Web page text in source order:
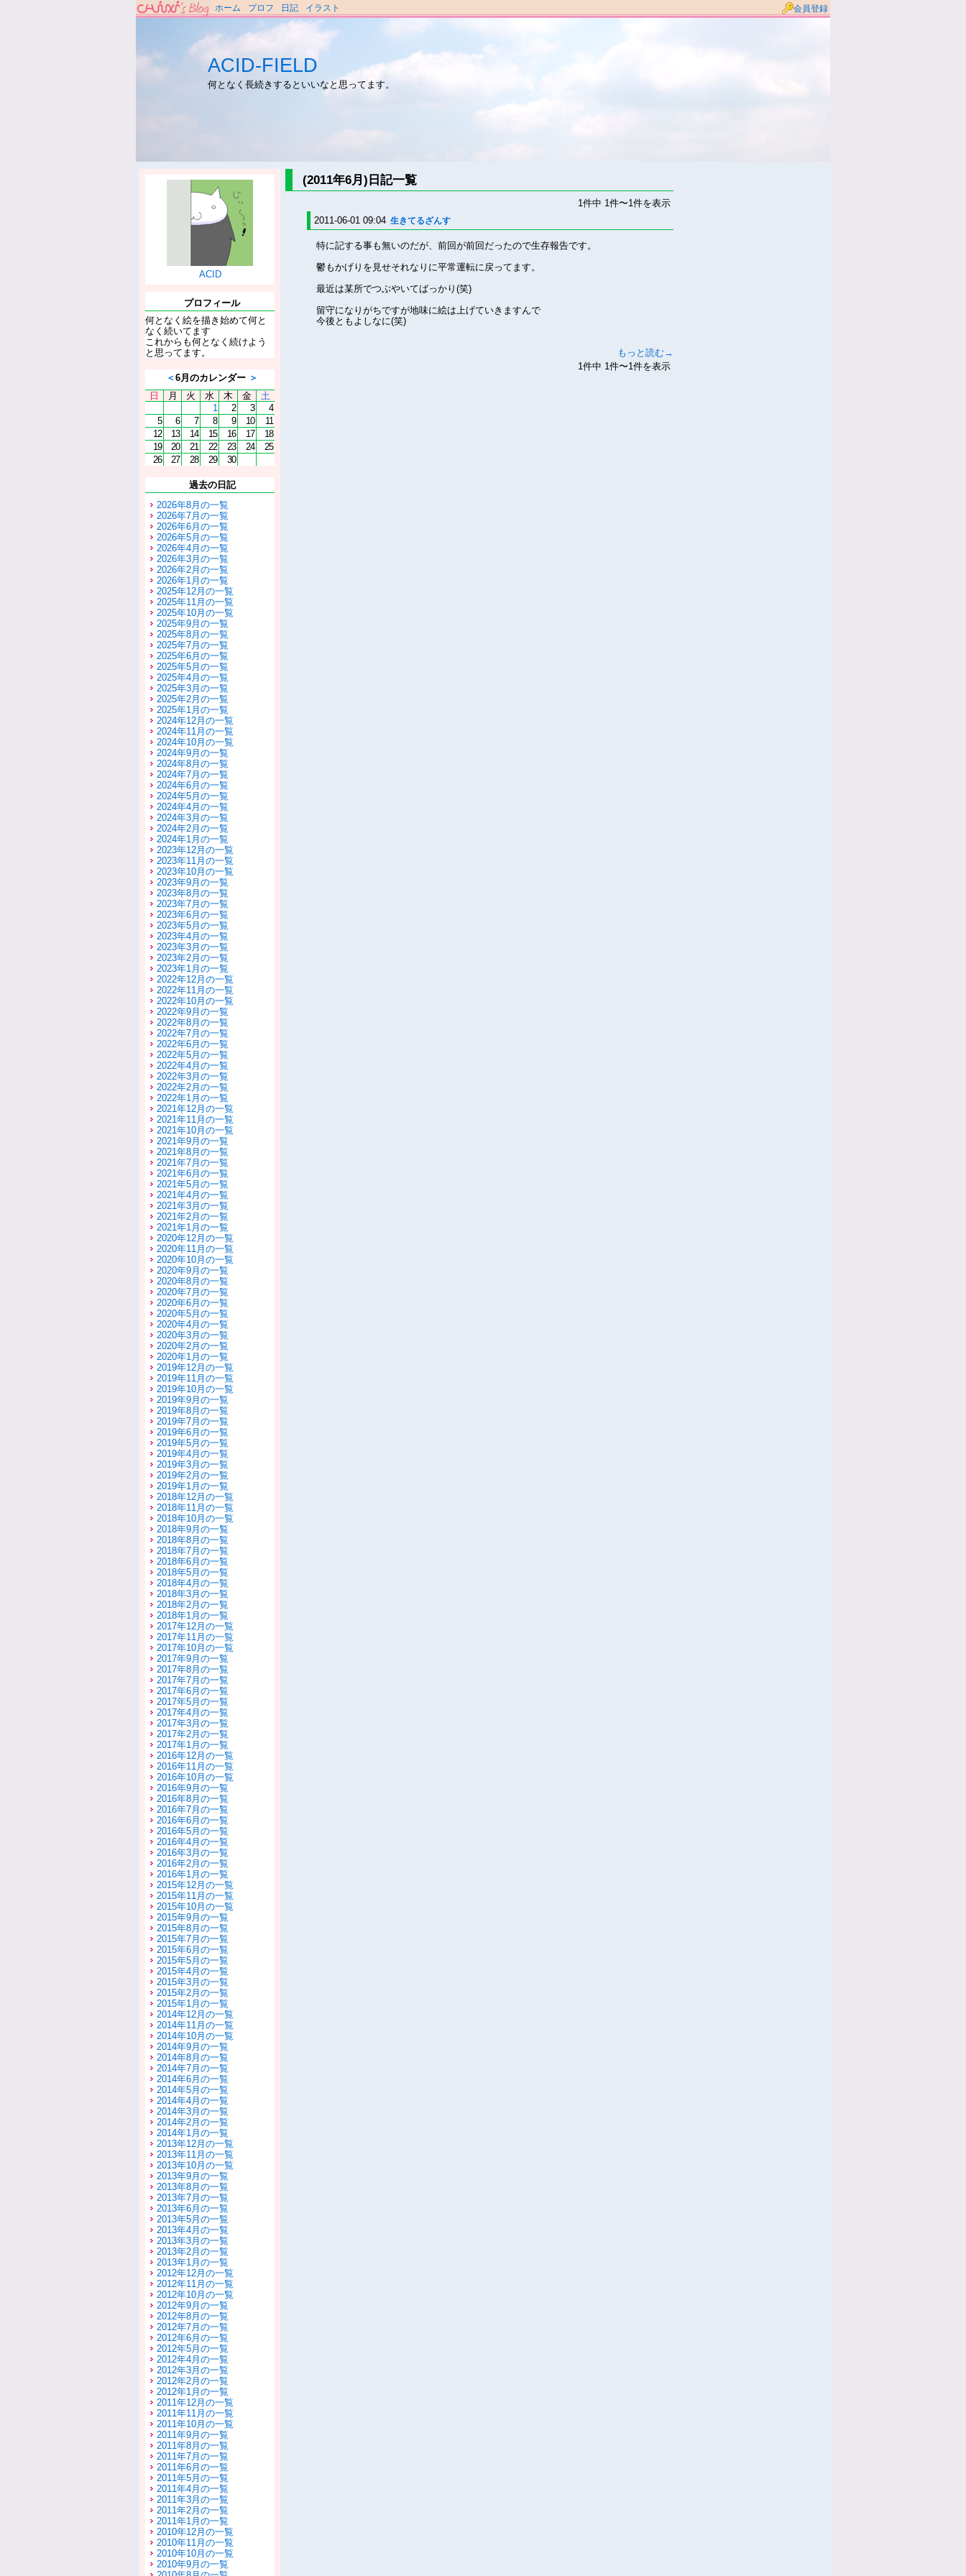
ホーム プロフ 日記 イラスト 会員登録
ACID-FIELD
何となく長続きするといいなと思ってます。
ACID
プロフィール
何となく絵を描き始めて何と
なく続いてます
これからも何となく続けよう
と思ってます。
＜6月のカレンダー ＞
日
月 火 水 木 金
土
1
2 3
4
5
6 7 8 9 10
11
12
13 14 15 16 17
18
19
20 21 22 23 24
25
26
27 28 29 30
過去の日記
2026年8月の一覧
2026年7月の一覧
2026年6月の一覧
2026年5月の一覧
2026年4月の一覧
2026年3月の一覧
2026年2月の一覧
2026年1月の一覧
2025年12月の一覧
2025年11月の一覧
2025年10月の一覧
2025年9月の一覧
2025年8月の一覧
2025年7月の一覧
2025年6月の一覧
2025年5月の一覧
2025年4月の一覧
2025年3月の一覧
2025年2月の一覧
2025年1月の一覧
2024年12月の一覧
2024年11月の一覧
2024年10月の一覧
2024年9月の一覧
2024年8月の一覧
2024年7月の一覧
2024年6月の一覧
2024年5月の一覧
2024年4月の一覧
2024年3月の一覧
2024年2月の一覧
2024年1月の一覧
2023年12月の一覧
2023年11月の一覧
2023年10月の一覧
2023年9月の一覧
2023年8月の一覧
2023年7月の一覧
2023年6月の一覧
2023年5月の一覧
2023年4月の一覧
2023年3月の一覧
2023年2月の一覧
2023年1月の一覧
2022年12月の一覧
2022年11月の一覧
2022年10月の一覧
2022年9月の一覧
2022年8月の一覧
2022年7月の一覧
2022年6月の一覧
2022年5月の一覧
2022年4月の一覧
2022年3月の一覧
2022年2月の一覧
2022年1月の一覧
2021年12月の一覧
2021年11月の一覧
2021年10月の一覧
2021年9月の一覧
2021年8月の一覧
2021年7月の一覧
2021年6月の一覧
2021年5月の一覧
2021年4月の一覧
2021年3月の一覧
2021年2月の一覧
2021年1月の一覧
2020年12月の一覧
2020年11月の一覧
2020年10月の一覧
2020年9月の一覧
2020年8月の一覧
2020年7月の一覧
2020年6月の一覧
2020年5月の一覧
2020年4月の一覧
2020年3月の一覧
2020年2月の一覧
2020年1月の一覧
2019年12月の一覧
2019年11月の一覧
2019年10月の一覧
2019年9月の一覧
2019年8月の一覧
2019年7月の一覧
2019年6月の一覧
2019年5月の一覧
2019年4月の一覧
2019年3月の一覧
2019年2月の一覧
2019年1月の一覧
2018年12月の一覧
2018年11月の一覧
2018年10月の一覧
2018年9月の一覧
2018年8月の一覧
2018年7月の一覧
2018年6月の一覧
2018年5月の一覧
2018年4月の一覧
2018年3月の一覧
2018年2月の一覧
2018年1月の一覧
2017年12月の一覧
2017年11月の一覧
2017年10月の一覧
2017年9月の一覧
2017年8月の一覧
2017年7月の一覧
2017年6月の一覧
2017年5月の一覧
2017年4月の一覧
2017年3月の一覧
2017年2月の一覧
2017年1月の一覧
2016年12月の一覧
2016年11月の一覧
2016年10月の一覧
2016年9月の一覧
2016年8月の一覧
2016年7月の一覧
2016年6月の一覧
2016年5月の一覧
2016年4月の一覧
2016年3月の一覧
2016年2月の一覧
2016年1月の一覧
2015年12月の一覧
2015年11月の一覧
2015年10月の一覧
2015年9月の一覧
2015年8月の一覧
2015年7月の一覧
2015年6月の一覧
2015年5月の一覧
2015年4月の一覧
2015年3月の一覧
2015年2月の一覧
2015年1月の一覧
2014年12月の一覧
2014年11月の一覧
2014年10月の一覧
2014年9月の一覧
2014年8月の一覧
2014年7月の一覧
2014年6月の一覧
2014年5月の一覧
2014年4月の一覧
2014年3月の一覧
2014年2月の一覧
2014年1月の一覧
2013年12月の一覧
2013年11月の一覧
2013年10月の一覧
2013年9月の一覧
2013年8月の一覧
2013年7月の一覧
2013年6月の一覧
2013年5月の一覧
2013年4月の一覧
2013年3月の一覧
2013年2月の一覧
2013年1月の一覧
2012年12月の一覧
2012年11月の一覧
2012年10月の一覧
2012年9月の一覧
2012年8月の一覧
2012年7月の一覧
2012年6月の一覧
2012年5月の一覧
2012年4月の一覧
2012年3月の一覧
2012年2月の一覧
2012年1月の一覧
2011年12月の一覧
2011年11月の一覧
2011年10月の一覧
2011年9月の一覧
2011年8月の一覧
2011年7月の一覧
2011年6月の一覧
2011年5月の一覧
2011年4月の一覧
2011年3月の一覧
2011年2月の一覧
2011年1月の一覧
2010年12月の一覧
2010年11月の一覧
2010年10月の一覧
2010年9月の一覧
(2011年6月)日記一覧
1件中 1件〜1件を表示
2011-06-01 09:04 生きてるざんす
特に記する事も無いのだが、前回が前回だったので生存報告です。
鬱もかげりを見せそれなりに平常運転に戻ってます。
最近は某所でつぶやいてばっかり(笑)
留守になりがちですが地味に絵は上げていきますんで
今後ともよしなに(笑)
もっと読む→
1件中 1件〜1件を表示